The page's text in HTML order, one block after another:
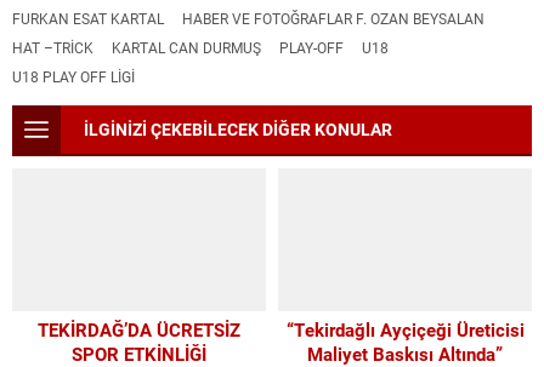
FURKAN ESAT KARTAL
HABER VE FOTOĞRAFLAR F. OZAN BEYSALAN
HAT –TRICK
KARTAL CAN DURMUŞ PLAY-OFF
U18
U18 PLAY OFF LIGI
İLGİNİZİ ÇEKEBİLECEK DİĞER KONULAR
TEKİRDAĞ’DA ÜCRETSİZ
SPOR ETKİNLİĞİ
“Tekirdağlı Ayçiçeği Üreticisi
Maliyet Baskısı Altında”